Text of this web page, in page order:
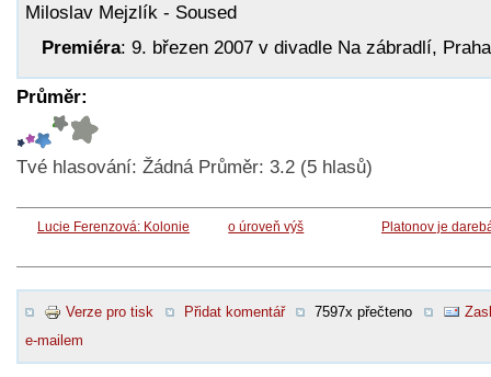
Miloslav Mejzlík - Soused
Premiéra: 9. březen 2007 v divadle Na zábradlí, Praha
Průměr:
Tvé hlasování: Žádná Průměr: 3.2 (5 hlasů)
Lucie Ferenzová: Kolonie o úroveň výš Platonov je
Verze pro tisk Přidat komentář 7597x přečteno
e-mailem